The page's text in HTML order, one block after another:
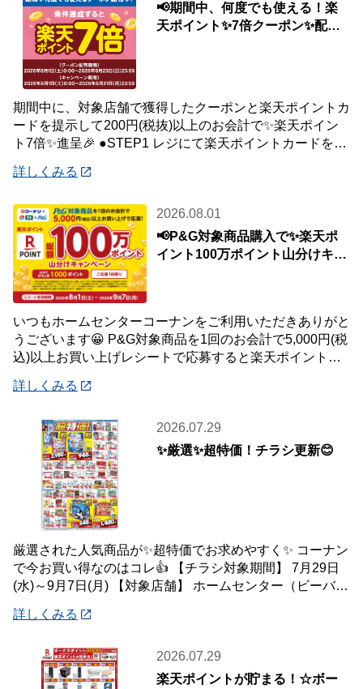
📢期間中、何度でも使える！楽
天ポイント✨7倍クーポン✨配布
期間中に、対象店舗で獲得したクーポンと楽天ポイントカ
ードを提示して200円(税抜)以上のお会計で✨楽天ポイン
ト7倍✨進呈🎉 ●STEP1 レジにて楽天ポイントカードを提
詳しくみる
2026.08.01
📢P&G対象商品購入で✨楽天ポ
イント100万ポイント山分けキャ
いつもホームセンターコーナンをご利用いただきありがと
うございます😀 P&G対象商品を1回のお会計で5,000円(税
込)以上お買い上げレシートで応募すると楽天ポイント総
詳しくみる
2026.07.29
✨厳選✨超特価！チラシ更新😊
厳選された人気商品が✨超特価でお求めやすく✨ コーナン
で今お買い得なのはコレ👍 【チラシ対象期間】 7月29日
(水)～9月7日(月) 【対象店舗】 ホームセンター（ビーバー
詳しくみる
2026.07.29
楽天ポイントが貯まる！☆ボー